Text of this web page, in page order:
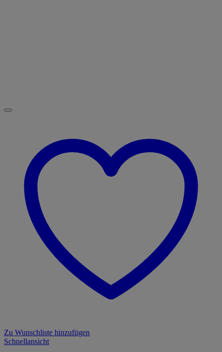
Zu Wunschliste hinzufügen
Schnellansicht